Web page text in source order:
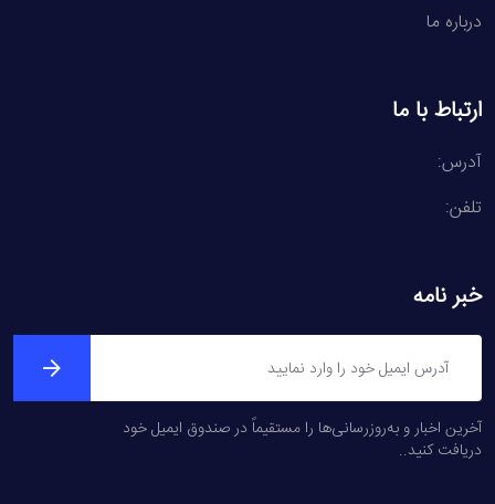
درباره ما
ارتباط با ما
آدرس:
تلفن:
خبر نامه
آخرین اخبار و به‌روزرسانی‌ها را مستقیماً در صندوق ایمیل خود
دریافت کنید..